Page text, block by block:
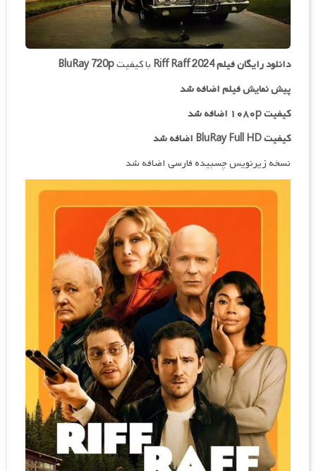
دانلود رایگان فیلمRiff Raff 2024 با کیفیتBluRay 720p
پیش نمایش فیلم اضافه شد
کیفیت ۱۰۸۰p اضافه شد
کیفیت BluRay Full HD اضافه شد
نسخه زیرنویس چسبیده فارسی اضافه شد